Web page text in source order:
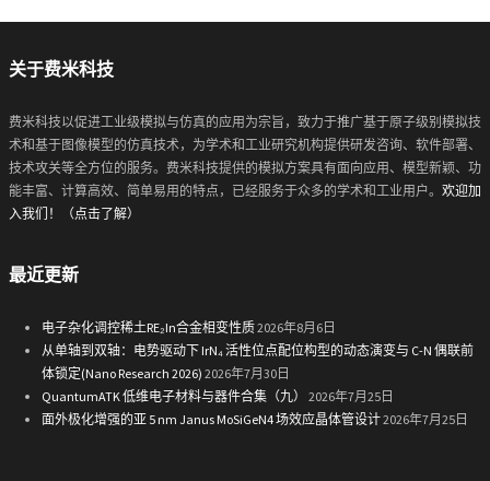
关于费米科技
费米科技以促进工业级模拟与仿真的应用为宗旨，致力于推广基于原子级别模拟技
术和基于图像模型的仿真技术，为学术和工业研究机构提供研发咨询、软件部署、
技术攻关等全方位的服务。费米科技提供的模拟方案具有面向应用、模型新颖、功
能丰富、计算高效、简单易用的特点，已经服务于众多的学术和工业用户。 欢迎加
入我们！（点击了解）
最近更新
电子杂化调控稀土RE₂In合金相变性质2026年8月6日
从单轴到双轴：电势驱动下 IrN₄ 活性位点配位构型的动态演变与 C-N 偶联前
体锁定(Nano Research 2026) 2026年7月30日
QuantumATK 低维电子材料与器件合集（九）
2026年7月25日
面外极化增强的亚 5 nm Janus MoSiGeN4 场效应晶体管设计2026年7月25日